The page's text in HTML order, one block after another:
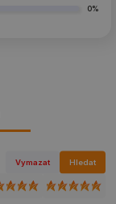
0%
Vymazat Hledat